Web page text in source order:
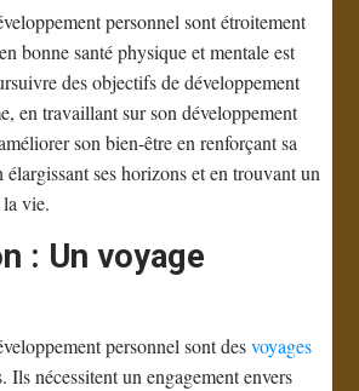
personnel sont étroitement
bonne santé physique et mentale est
des objectifs de développement
en travaillant sur son développement
son bien-être en renforçant sa
ses horizons et en trouvant un
vie.
: Un voyage
personnel sont desvoyages
Ils nécessitent un engagement envers